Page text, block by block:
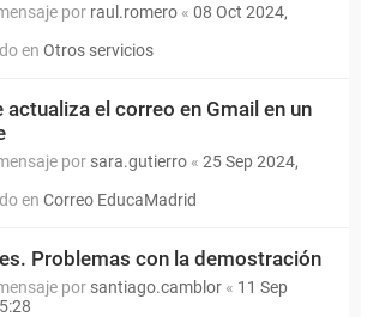
por raul.romero « 08 Oct 2024,
en Otros servicios
actualiza el correo en Gmail en un
por sara.gutierro « 25 Sep 2024,
en Correo EducaMadrid
Problemas con la demostración
por santiago.camblor « 11 Sep